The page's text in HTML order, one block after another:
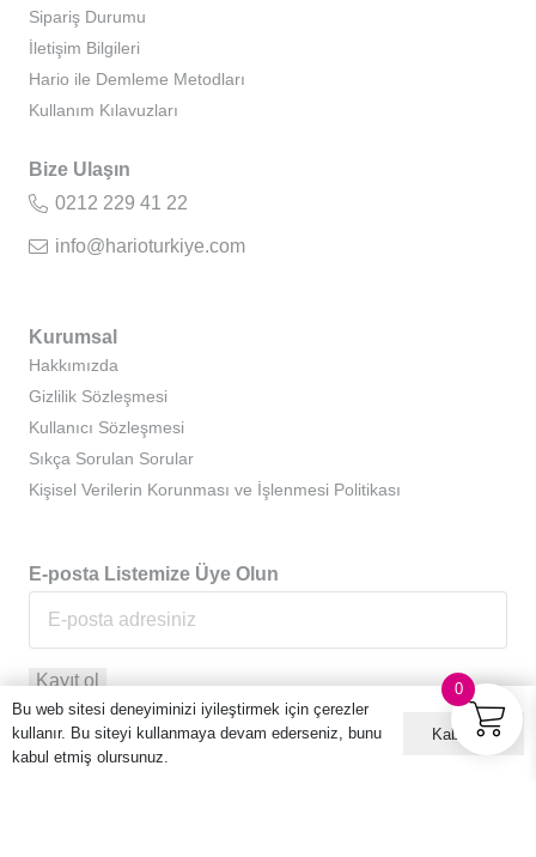
Sipariş Durumu
İletişim Bilgileri
Hario ile Demleme Metodları
Kullanım Kılavuzları
Bize Ulaşın
0212 229 41 22
info@harioturkiye.com
Kurumsal
Hakkımızda
Gizlilik Sözleşmesi
Kullanıcı Sözleşmesi
Sıkça Sorulan Sorular
Kişisel Verilerin Korunması ve İşlenmesi Politikası
E-posta Listemize Üye Olun
0
Bu web sitesi deneyiminizi iyileştirmek için çerezler
kullanır. Bu siteyi kullanmaya devam ederseniz, bunu
kabul etmiş olursunuz.
Kabul ET